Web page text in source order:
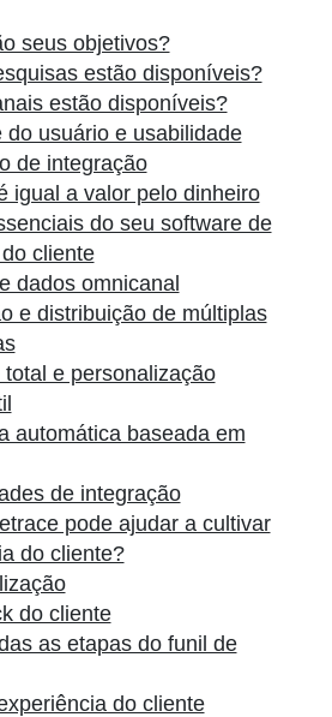
seus objetivos?
estão disponíveis?
estão disponíveis?
do usuário e usabilidade
de integração
igual a valor pelo dinheiro
do seu software de
cliente
dados omnicanal
e distribuição de múltiplas
total e personalização
automática baseada em
de integração
pode ajudar a cultivar
do cliente?
do cliente
as etapas do funil de
do cliente